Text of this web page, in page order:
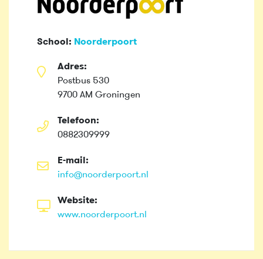
School: Noorderpoort
Adres:
Postbus 530
9700 AM Groningen
Telefoon:
0882309999
E-mail:
info@noorderpoort.nl
Website:
www.noorderpoort.nl